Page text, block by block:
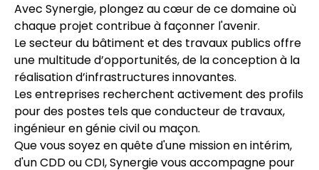
Avec Synergie, plongez au cœur de ce domaine où
chaque projet contribue à façonner l'avenir.
Le secteur du bâtiment et des travaux publics offre
une multitude d’opportunités, de la conception à la
réalisation d’infrastructures innovantes.
Les entreprises recherchent activement des profils
pour des postes tels que conducteur de travaux,
ingénieur en génie civil ou maçon.
Que vous soyez en quête d'une mission en intérim,
d'un CDD ou CDI, Synergie vous accompagne pour